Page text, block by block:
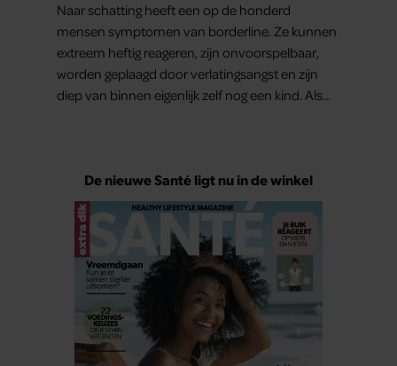
Naar schatting heeft een op de honderd
mensen symptomen van borderline. Ze kunnen
extreem heftig reageren, zijn onvoorspelbaar,
worden geplaagd door verlatingsangst en zijn
diep van binnen eigenlijk zelf nog een kind. Als
De nieuwe Santé ligt nu in de winkel